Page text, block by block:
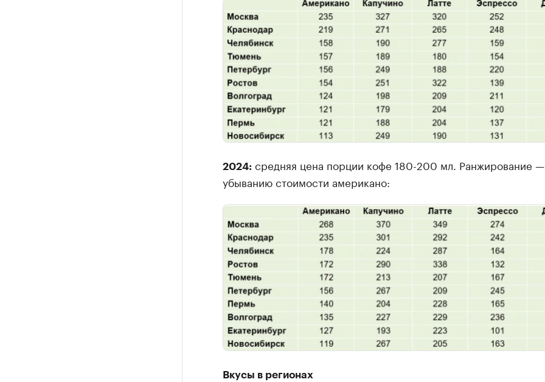
2024:средняя цена порции кофе 180-200 мл. Ранжирование
убыванию стоимости американо:
Вкусы в регионах